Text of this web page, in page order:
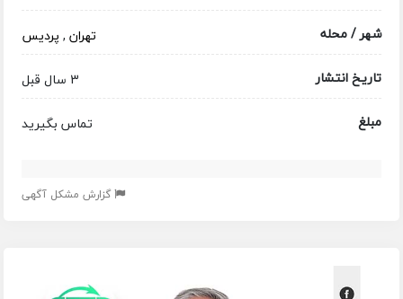
شهر / محله
تهران, پردیس
تاریخ انتشار
3 سال قبل
مبلغ
تماس بگیرید
گزارش مشکل آگهی